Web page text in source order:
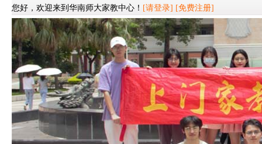
您好，欢迎来到华南师大家教中心！ [请登录] [免费注册]